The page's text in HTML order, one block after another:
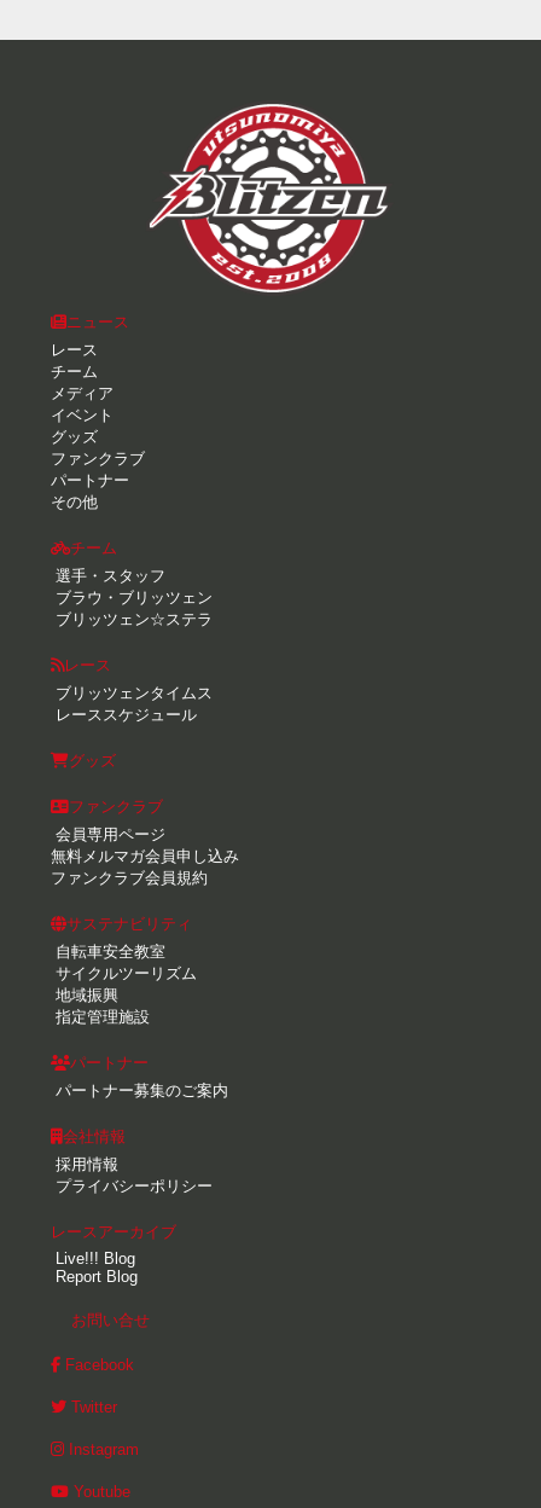
ニュース
レース
チーム
メディア
イベント
グッズ
ファンクラブ
パートナー
その他
チーム
選手・スタッフ
ブラウ・ブリッツェン
ブリッツェン☆ステラ
レース
ブリッツェンタイムス
レーススケジュール
グッズ
ファンクラブ
会員専用ページ
無料メルマガ会員申し込み
ファンクラブ会員規約
サステナビリティ
自転車安全教室
サイクルツーリズム
地域振興
指定管理施設
パートナー
パートナー募集のご案内
会社情報
採用情報
プライバシーポリシー
レースアーカイブ
Live!!! Blog
Report Blog
お問い合せ
Facebook
Twitter
Instagram
Youtube